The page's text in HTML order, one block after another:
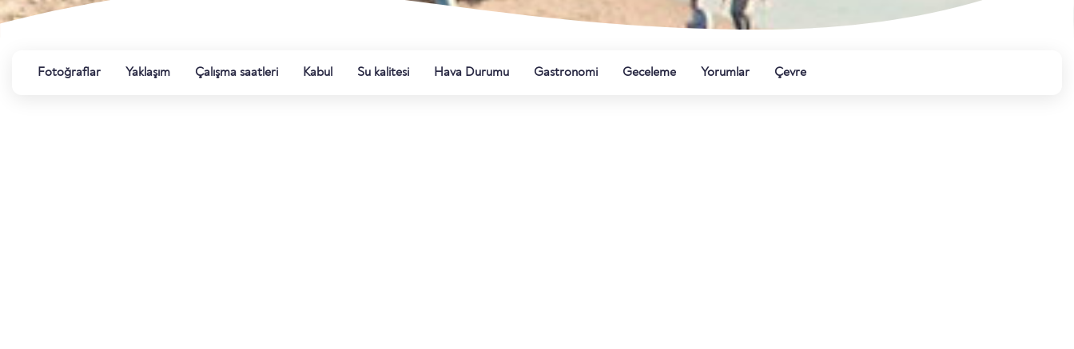
Fotoğraflar Yaklaşım Çalışma saatleri Kabul Su kalitesi Hava Durumu Gastronomi Geceleme Yorumlar Çevre